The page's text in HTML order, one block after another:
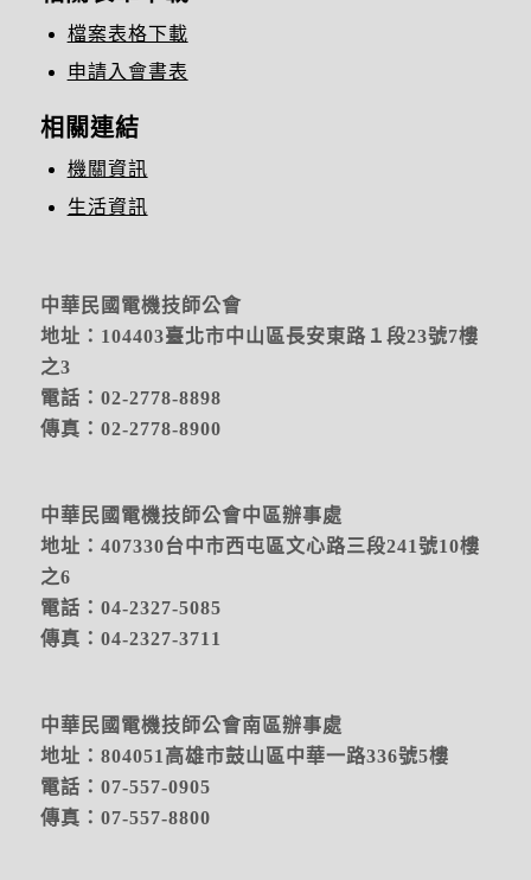
檔案表格下載
申請入會書表
相關連結
機關資訊
生活資訊
中華民國電機技師公會
地址：104403臺北市中山區長安東路１段23號7樓
之3
電話：02-2778-8898
傳真：02-2778-8900
中華民國電機技師公會中區辦事處
地址： 407330台中市西屯區文心路三段241號10樓
之6
電話：04-2327-5085
傳真：04-2327-3711
中華民國電機技師公會南區辦事處
地址：804051高雄市鼓山區中華一路336號5樓
電話：07-557-0905
傳真：07-557-8800